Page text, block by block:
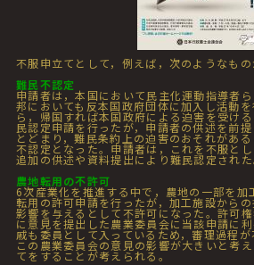
不服申立てとして，例えば，次のようなもの
難民不認定
申請者は，本国において民主化運動指導者
邦においても反本国政府団体に加入し活動
ら，帰国すれば本国政府による迫害を受け
民認定申請を行ったが，申請者の供述を前
とどまり，難民条約上の迫害のおそれがあ
不認定となった。申請者は，これを不服と
追加の供述や資料提出により難民認定された
農地転用の不許可
6次産業化を推進する中で，農地の一部を加
転用の許可申請を行ったが，加工施設から
影響を与えるとして不許可になった。許可
に意見を提出した農業委員会に当該申請に
戚も委員として入っているため，審理過程
この農業委員会の意見の影響が大きいと考
てをすることが考えられる。